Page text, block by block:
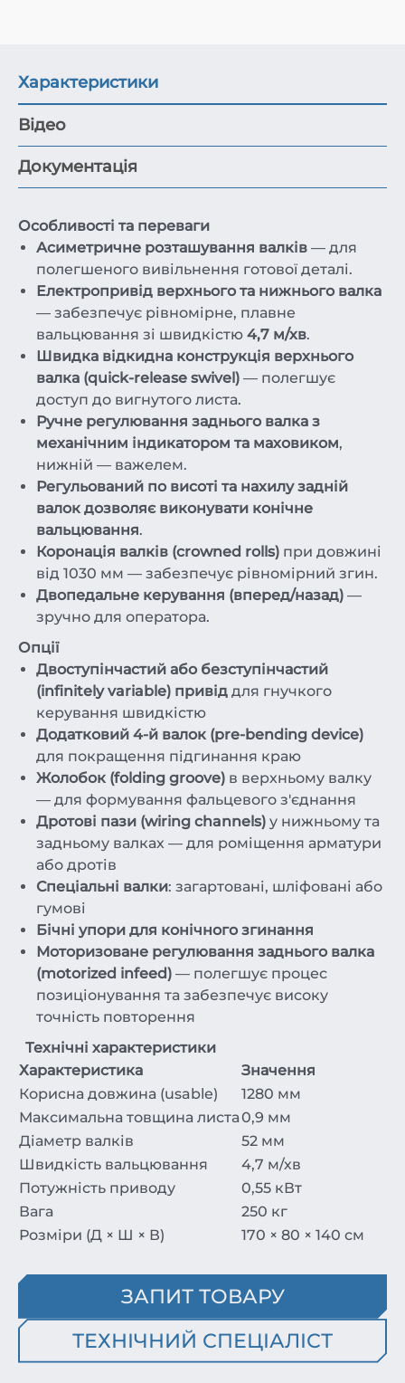
Характеристики
Відео
Документація
Особливості та переваги
Асиметричне розташування валків — для
полегшеного вивільнення готової деталі.
Електропривід верхнього та нижнього валка
— забезпечує рівномірне, плавне
вальцювання зі швидкістю 4,7 м/хв.
Швидка відкидна конструкція верхнього
валка (quick-release swivel) — полегшує
доступ до вигнутого листа.
Ручне регулювання заднього валка з
механічним індикатором та маховиком,
нижній — важелем.
Регульований по висоті та нахилу задній
валок дозволяє виконувати конічне
вальцювання.
Коронація валків (crowned rolls) при довжині
від 1030 мм — забезпечує рівномірний згин.
Двопедальне керування (вперед/назад) —
зручно для оператора.
Опції
Двоступінчастий або безступінчастий
(infinitely variable) привід для гнучкого
керування швидкістю
Додатковий 4-й валок (pre-bending device)
для покращення підгинання краю
Жолобок (folding groove) в верхньому валку
— для формування фальцевого з'єднання
Дротові пази (wiring channels) у нижньому та
задньому валках — для роміщення арматури
або дротів
Спеціальні валки: загартовані, шліфовані або
гумові
Бічні упори для конічного згинання
Моторизоване регулювання заднього валка
(motorized infeed) — полегшує процес
позиціонування та забезпечує високу
точність повторення
Технічні характеристики
Характеристика
Значення
Корисна довжина (usab­le)
1280 мм
Максимальна товщина листа0,9 мм
Діаметр валків
52 мм
Швидкість вальцювання
4,7 м/хв
Потужність приводу
0,55 кВт
Вага
250 кг
Розміри (Д × Ш × В)
170 × 80 × 140 см
ЗАПИТ ТОВАРУ
ТЕХНІЧНИЙ СПЕЦІАЛІСТ